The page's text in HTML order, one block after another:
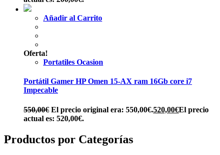
Añadir al Carrito
Oferta!
Portatiles Ocasion
Portátil Gamer HP Omen 15-AX ram 16Gb core i7
Impecable
550,00€ El precio original era: 550,00€.520,00€El precio
actual es: 520,00€.
Productos por Categorías